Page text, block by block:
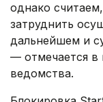
однако
затруднить
дальнейшем и
— отмечается в
ведомства.